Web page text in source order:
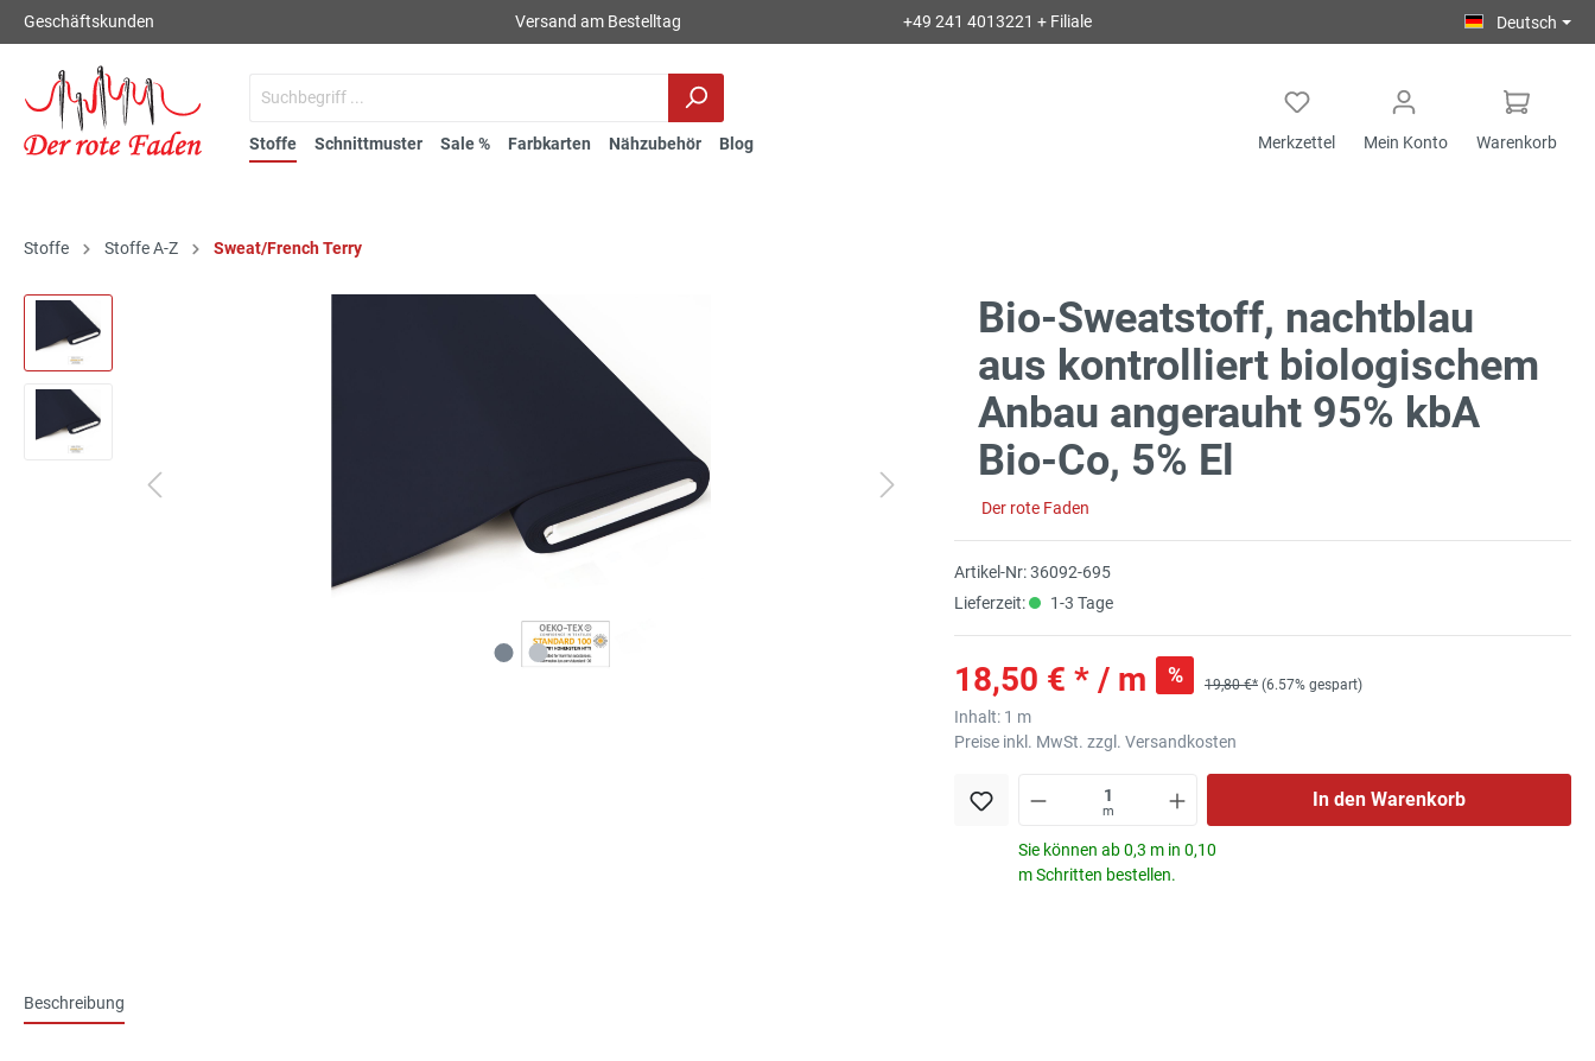
Geschäftskunden Versand am Bestelltag +49 241 4013221 + Filiale Deutsch
Stoffe Schnittmuster Sale % Farbkarten Nähzubehör Blog Merkzettel Mein Konto Warenkorb
Stoffe Stoffe A-Z Sweat/French Terry
Bio-Sweatstoff, nachtblau
aus kontrolliert biologischem
Anbau angerauht 95% kbA
Bio-Co, 5% El
Der rote Faden
Artikel-Nr:36092-695
Lieferzeit:
1-3 Tage
18,50 € * / m % 19,80 €* (6.57% gespart)
Inhalt: 1 m
Preise inkl. MwSt. zzgl. Versandkosten
m
In den Warenkorb
Sie können ab 0,3 m in 0,10
m Schritten bestellen.
Beschreibung